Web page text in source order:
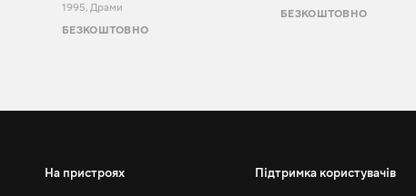
1995, Драми
БЕЗКОШТОВНО
БЕЗКОШТОВНО
На пристроях
Підтримка користувачів